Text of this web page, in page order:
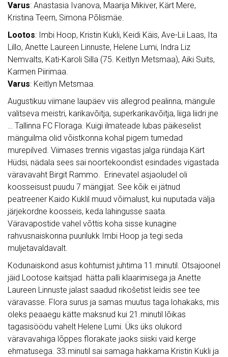
Varus: Anastasia Ivanova, Maarija Mikiver, Kärt Mere,
Kristina Teern, Simona Põlismäe.
Lootos: Imbi Hoop, Kristin Kukli, Keidi Käis, Ave-Lii Laas, Ita
Lillo, Anette Laureen Linnuste, Helene Lumi, Indra Liz
Nemvalts, Kati-Karoli Silla (75. Keitlyn Metsmaa), Aiki Suits,
Karmen Piirimaa.
Varus: Keitlyn Metsmaa.
Augustikuu viimane laupäev viis allegrod pealinna, mängule
valitseva meistri, karikavõitja, superkarikavõitja, liiga liidri jne
… Tallinna FC Floraga. Kuigi ilmateade lubas päikeselist
mänguilma olid võistkonna kohal pigem tumedad
murepilved. Viimases trennis vigastas jalga ründaja Kärt
Hüdsi, nädala sees sai noortekoondist esindades vigastada
väravavaht Birgit Rammo. Erinevatel asjaoludel oli
koosseisust puudu 7 mängijat. See kõik ei jätnud
peatreener Kaido Kuklil muud võimalust, kui nuputada välja
järjekordne koosseis, keda lahingusse saata.
Väravapostide vahel võttis koha sisse kunagine
rahvusnaiskonna puurilukk Imbi Hoop ja tegi seda
muljetavaldavalt.
Kodunaiskond asus kohtumist juhtima 11.minutil. Otsajoonel
jäid Lootose kaitsjad hätta palli klaarimisega ja Anette
Laureen Linnuste jalast saadud rikošetist leidis see tee
väravasse. Flora surus ja samas muutus taga lohakaks, mis
oleks peaaegu kätte maksnud kui 21.minutil lõikas
tagasisöödu vahelt Helene Lumi. Üks üks olukord
väravavahiga lõppes florakate jaoks siiski vaid kerge
ehmatusega. 33.minutil sai samaga hakkama Kristin Kukli ja